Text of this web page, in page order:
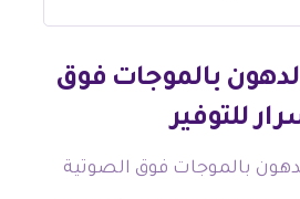
بالموجات فوق
بالموجات فوق الصوتية